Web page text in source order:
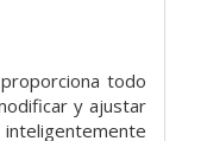
todo
y ajustar